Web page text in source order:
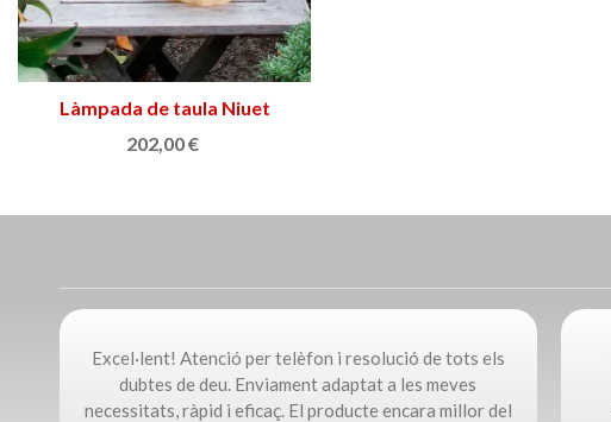
Afegir a la cistella
Làmpada de taula Niuet
202,00 €
Excel·lent! Atenció per telèfon i resolució de tots els
dubtes de deu. Enviament adaptat a les meves
necessitats, ràpid i eficaç. El producte encara millor del